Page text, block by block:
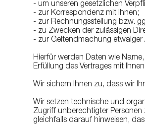
- um unseren gesetzlichen
- zur Korrespondenz mit Ihnen;
- zur Rechnungsstellung bzw.
- zu Zwecken der zulässigen
- zur Geltendmachung etwaiger
Hierfür werden Daten wie
Erfüllung des Vertrages mit
Wir sichern Ihnen zu, dass wir
Wir setzen technische und
Zugriff unberechtigter
gleichfalls darauf hinweisen,